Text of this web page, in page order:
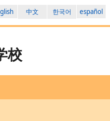
中文 한국어 español
校